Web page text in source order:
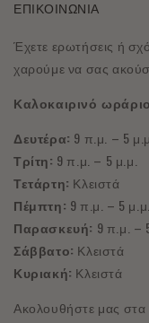
ΕΠΙΚΟΙΝΩΝΙΑ
Έχετε ερωτήσεις ή
χαρούμε να σας
Καλοκαιρινό
Δευτέρα: 9 π.μ. – 5 μ.μ.
Τρίτη: 9 π.μ. – 5 μ.μ.
Τετάρτη: Κλειστά
Πέμπτη: 9 π.μ. – 5 μ.μ.
Παρασκευή: 9 π.μ. –
Σάββατο: Κλειστά
Κυριακή: Κλειστά
Ακολουθήστε μας στα